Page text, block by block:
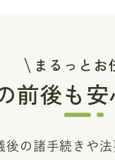
まるっとお
前後も
後の諸手続き や